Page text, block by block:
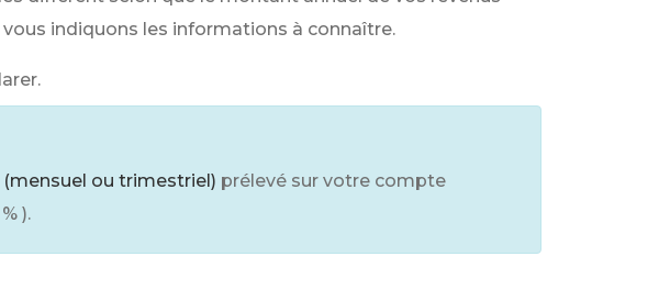
vous indiquons les informations à connaître.
ou trimestriel) prélevé sur votre compte
).